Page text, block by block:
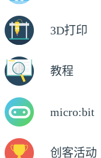
3D打印
教程
micro:bit
创客活动